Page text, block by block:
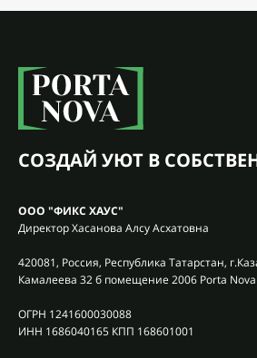
СОЗДАЙ УЮТ В
ООО "ФИКС ХАУС"
Директор Хасанова Алсу Асхатовна
420081, Россия, Республика Татарстан,
Камалеева 32 б помещение 2006 Porta Nova
ОГРН 1241600030088
ИНН 1686040165 КПП 168601001